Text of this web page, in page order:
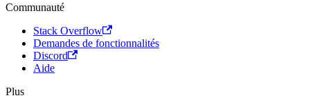
Communauté
Stack Overflow
Demandes de fonctionnalités
Discord
Aide
Plus